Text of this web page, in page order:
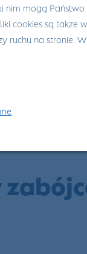
nim mogą
cookies są także
ruchu na stronie.